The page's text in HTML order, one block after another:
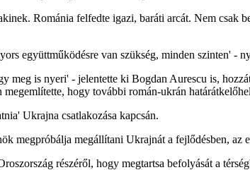
Románia felfedte igazi, baráti arcát. Nem csak
együttműködésre van szükség, minden szinten' -
meg is nyeri' - jelentette ki Bogdan Aurescu is,
hogy további román-ukrán
Ukrajna csatlakozása kapcsán.
megpróbálja megállítani Ukrajnát a fejlődésben,
részéről, hogy megtartsa befolyását a